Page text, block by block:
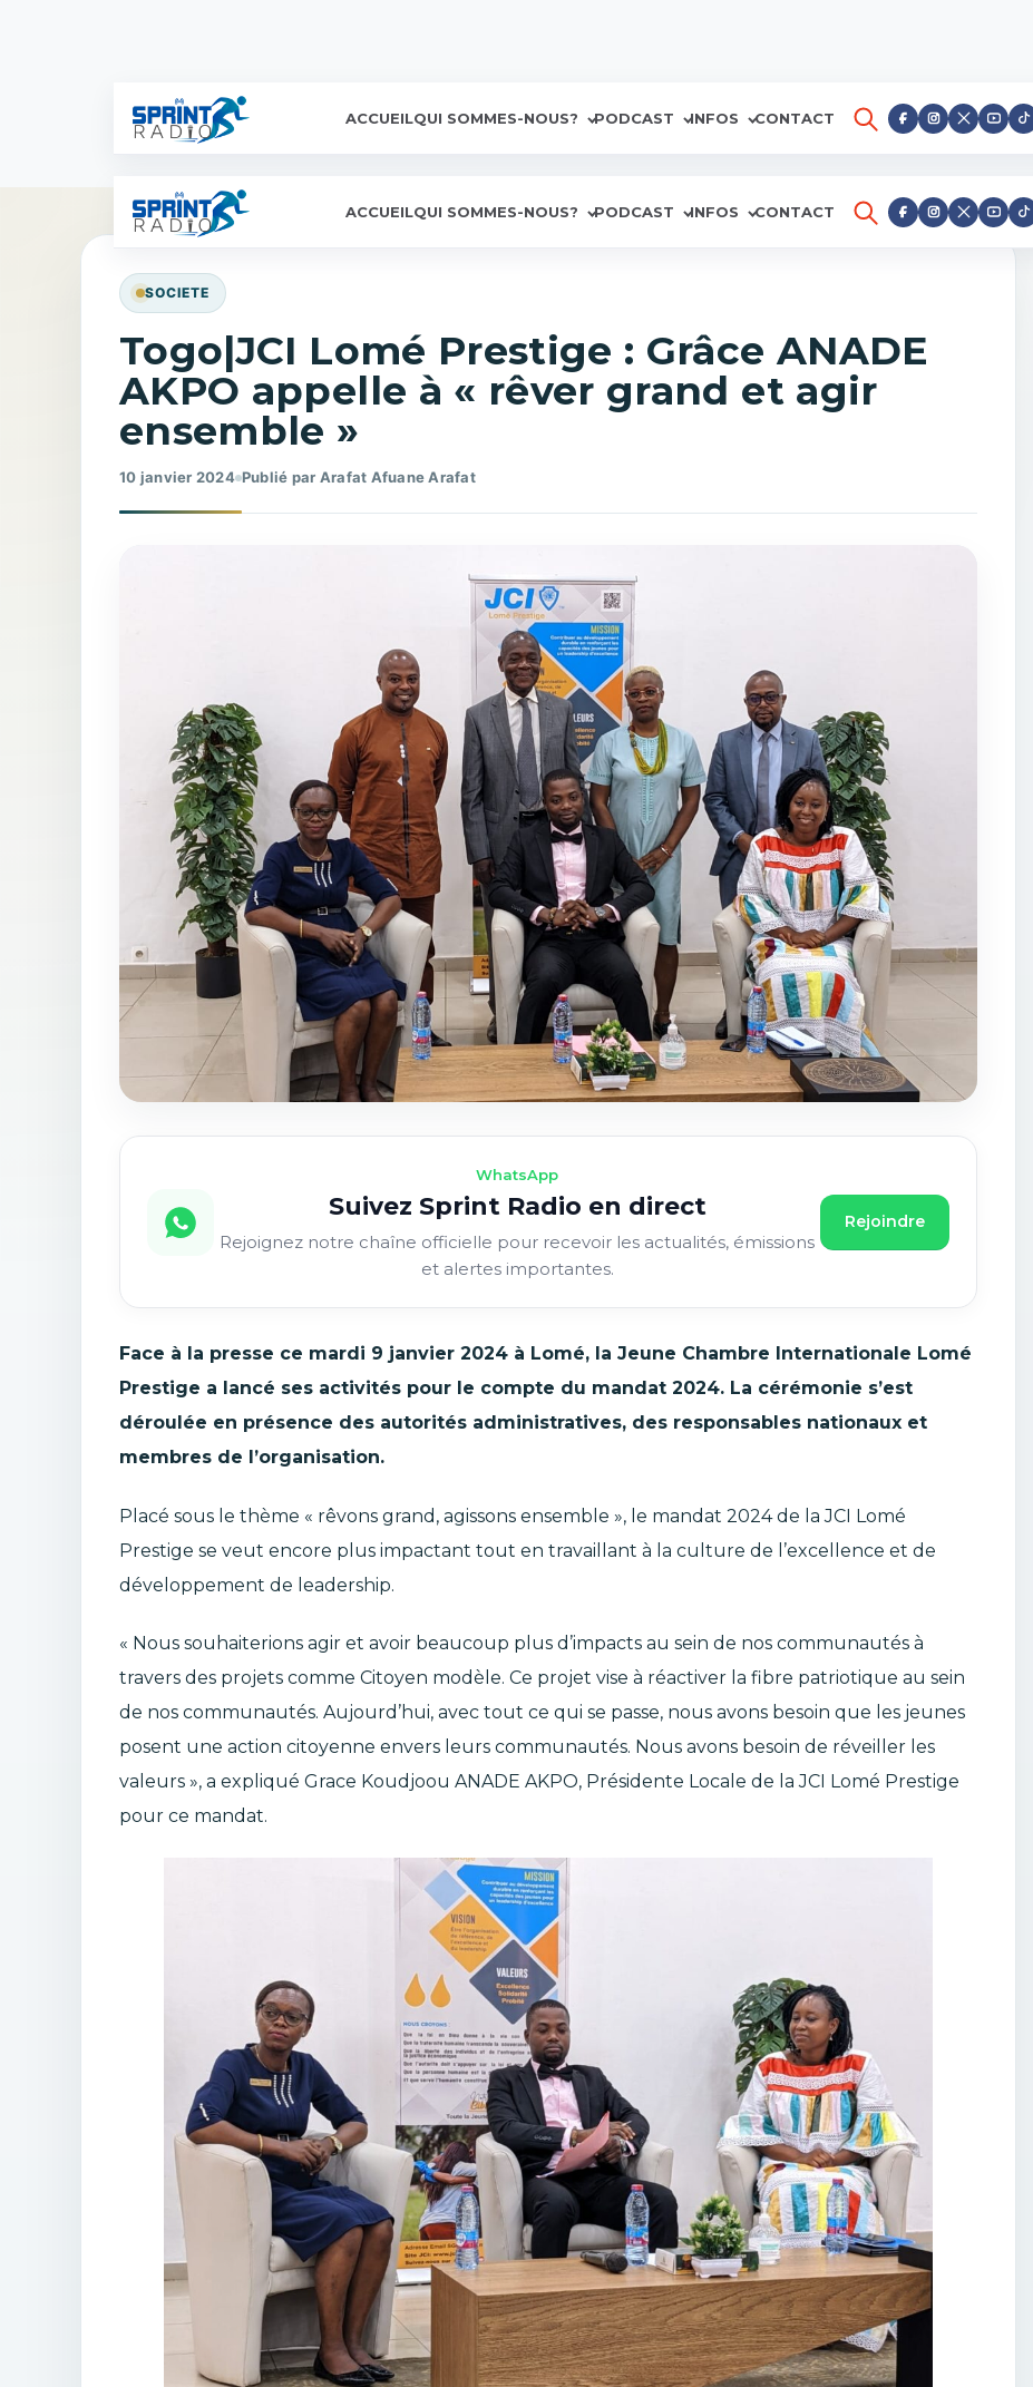
ACCUEILQUI SOMMES-NOUS? PODCAST INFOS CONTACT
ACCUEILQUI SOMMES-NOUS? PODCAST INFOS CONTACT
SOCIETE
Togo|JCI Lomé Prestige : Grâce ANADE
AKPO appelle à « rêver grand et agir
ensemble »
10 janvier 2024 Publié par Arafat Afuane Arafat
WhatsApp
Suivez Sprint Radio en direct
Rejoignez notre chaîne officielle pour recevoir les actualités, émissions
et alertes importantes.
Rejoindre
Face à la presse ce mardi 9 janvier 2024 à Lomé, la Jeune Chambre Internationale Lomé
Prestige a lancé ses activités pour le compte du mandat 2024. La cérémonie s’est
déroulée en présence des autorités administratives, des responsables nationaux et
membres de l’organisation.
Placé sous le thème « rêvons grand, agissons ensemble », le mandat 2024 de la JCI Lomé
Prestige se veut encore plus impactant tout en travaillant à la culture de l’excellence et de
développement de leadership.
« Nous souhaiterions agir et avoir beaucoup plus d’impacts au sein de nos communautés à
travers des projets comme Citoyen modèle. Ce projet vise à réactiver la fibre patriotique au sein
de nos communautés. Aujourd’hui, avec tout ce qui se passe, nous avons besoin que les jeunes
posent une action citoyenne envers leurs communautés. Nous avons besoin de réveiller les
valeurs », a expliqué Grace Koudjoou ANADE AKPO, Présidente Locale de la JCI Lomé Prestige
pour ce mandat.